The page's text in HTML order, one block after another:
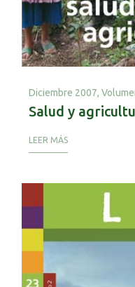
Diciembre 2007,
Salud y
LEER MÁS